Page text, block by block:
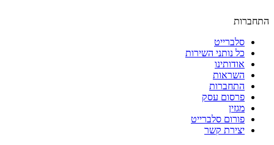
התחברות
סלברייט
כל נותני השירות
אודותינו
השראות
התחברות
פרסום עסק
מגזין
פורום סלברייט
יצירת קשר